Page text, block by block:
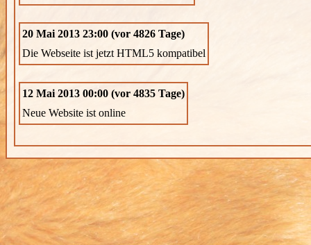
20 Mai 2013 23:00 (vor 4826 Tage)
Die Webseite ist jetzt HTML5 kompatibel
12 Mai 2013 00:00 (vor 4835 Tage)
Neue Website ist online